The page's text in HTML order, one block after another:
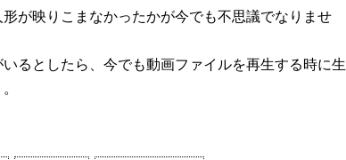
が映りこまなかったかが今でも不思議でなりませ
るとしたら、今でも動画ファイルを再生する時に生